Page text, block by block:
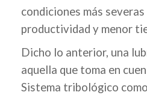
condiciones más
productividad y menor
Dicho lo anterior, una
aquella que toma en
Sistema tribológico